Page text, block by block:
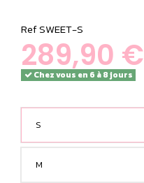
RefSWEET-S
289,90 €
Chez vous en 6 à 8 jours
S
M